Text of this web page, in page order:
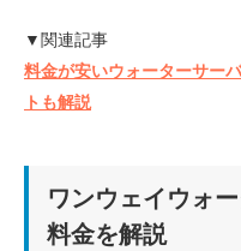
▼関連記事
料金が安いウォーターサー
トも解説
ワンウェイウォ
料金を解説